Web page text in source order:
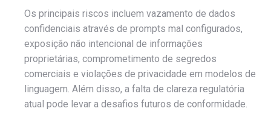
Os principais riscos incluem vazamento de dados
confidenciais através de prompts mal configurados,
exposição não intencional de informações
proprietárias, comprometimento de segredos
comerciais e violações de privacidade em modelos de
linguagem. Além disso, a falta de clareza regulatória
atual pode levar a desafios futuros de conformidade.